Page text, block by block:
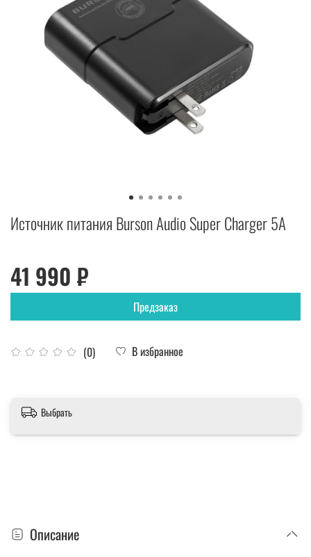
Источник питания Burson Audio Super Сharger 5А
(0) В избранное
41 990 ₽
Предзаказ
Выбрать
Описание